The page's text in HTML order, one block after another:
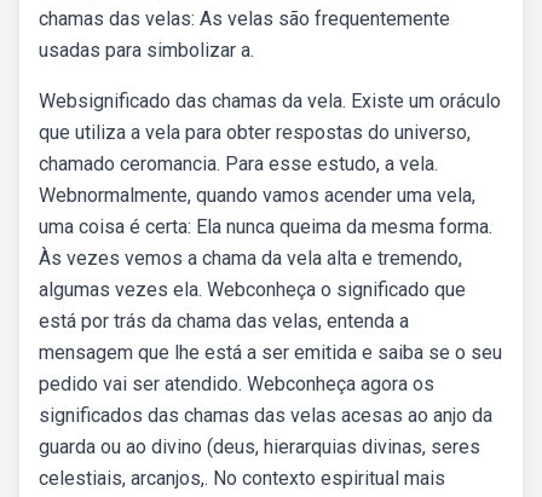
chamas das velas: As velas são frequentemente
usadas para simbolizar a.
Websignificado das chamas da vela. Existe um oráculo
que utiliza a vela para obter respostas do universo,
chamado ceromancia. Para esse estudo, a vela.
Webnormalmente, quando vamos acender uma vela,
uma coisa é certa: Ela nunca queima da mesma forma.
Às vezes vemos a chama da vela alta e tremendo,
algumas vezes ela. Webconheça o significado que
está por trás da chama das velas, entenda a
mensagem que lhe está a ser emitida e saiba se o seu
pedido vai ser atendido. Webconheça agora os
significados das chamas das velas acesas ao anjo da
guarda ou ao divino (deus, hierarquias divinas, seres
celestiais, arcanjos,. No contexto espiritual mais